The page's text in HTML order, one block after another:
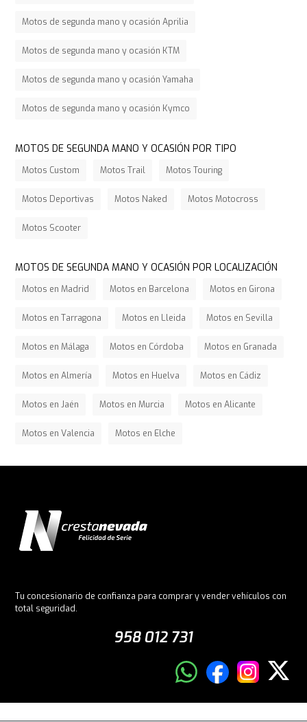
Motos de segunda mano y ocasión Aprilia
Motos de segunda mano y ocasión KTM
Motos de segunda mano y ocasión Yamaha
Motos de segunda mano y ocasión Kymco
MOTOS DE SEGUNDA MANO Y OCASIÓN POR TIPO
Motos Custom Motos Trail Motos Touring
Motos Deportivas Motos Naked Motos Motocross
Motos Scooter
MOTOS DE SEGUNDA MANO Y OCASIÓN POR LOCALIZACIÓN
Motos en Madrid Motos en Barcelona Motos en Girona
Motos en Tarragona Motos en Lleida Motos en Sevilla
Motos en Málaga Motos en Córdoba Motos en Granada
Motos en Almería Motos en Huelva Motos en Cádiz
Motos en Jaén Motos en Murcia Motos en Alicante
Motos en Valencia Motos en Elche
Tu concesionario de confianza para comprar y vender vehículos con
total seguridad.
958 012 731